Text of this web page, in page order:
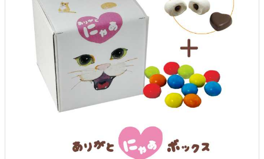
内祝い 出産祝い
季節イベント特集
よくあるご質問
ドメイン指定受信について